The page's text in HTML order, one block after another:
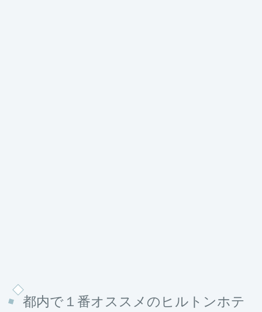
都内で１番オススメのヒルトンホテ